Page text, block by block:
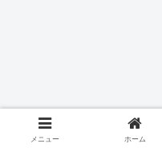
メニュー ホーム